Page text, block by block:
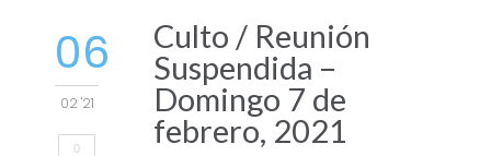
06
02 '21
0
Culto / Reunión
Suspendida –
Domingo 7 de
febrero, 2021